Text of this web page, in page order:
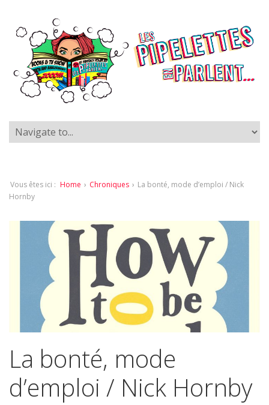
Vous êtes ici : Home › Chroniques › La bonté, mode d’emploi / Nick
Hornby
La bonté, mode
d’emploi / Nick Hornby